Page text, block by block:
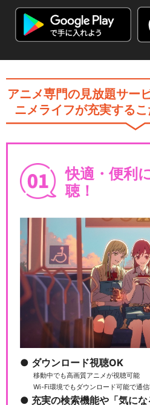
『
オ
僕
アニメ専門の見放題サー
ニメライフが充実する
快適・便利
聴！
ダウンロード視聴OK
移動中でも高画質アニメが視聴可能
Wi-Fi環境でもダウンロード可能で通
充実の検索機能や「気に